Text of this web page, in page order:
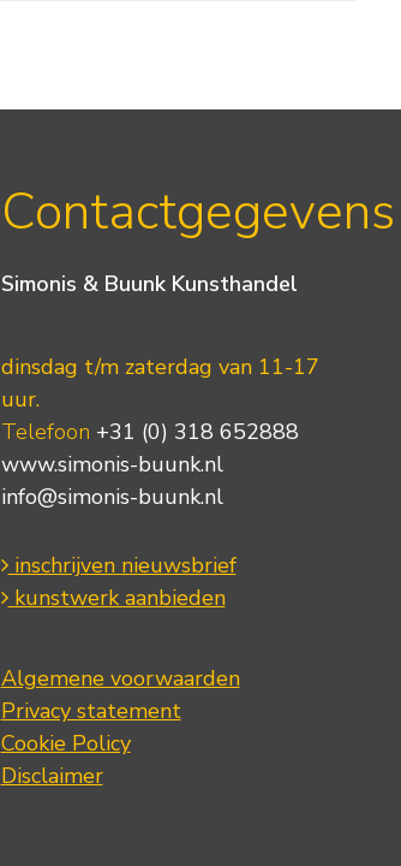
Contactgegevens
Simonis & Buunk Kunsthandel
dinsdag t/m zaterdag van 11-17
uur.
Telefoon +31 (0) 318 652888
www.simonis-buunk.nl
info@simonis-buunk.nl
inschrijven nieuwsbrief
kunstwerk aanbieden
Algemene voorwaarden
Privacy statement
Cookie Policy
Disclaimer